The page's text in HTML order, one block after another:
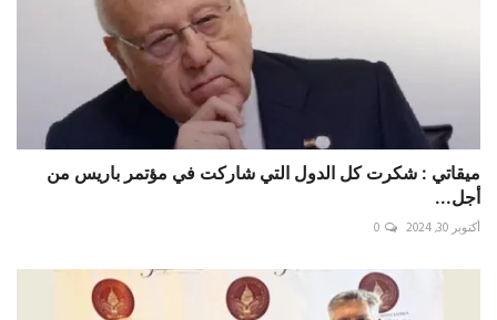
ميقاتي : شكرت كل الدول التي شاركت في مؤتمر باريس من
أجل...
أكتوبر 30, 2024 0